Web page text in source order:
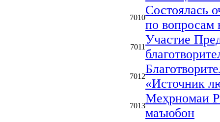
7010
Состоялась
по вопросам
7011
Участие
7012
«Источник
7013
Меҳрномаи
маъюбон